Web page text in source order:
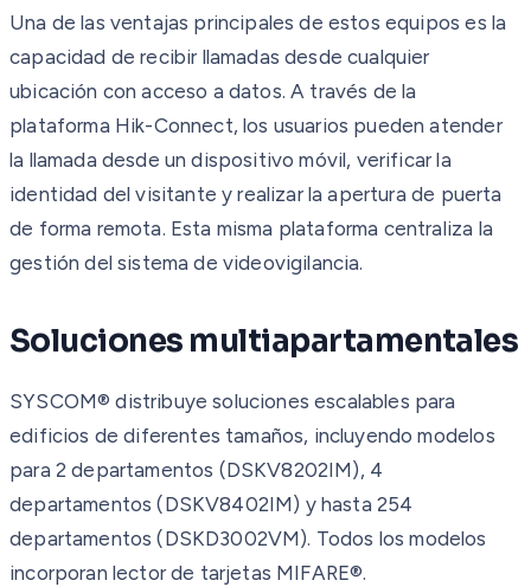
Una de las ventajas principales de estos equipos es la
capacidad de recibir llamadas desde cualquier
ubicación con acceso a datos. A través de la
plataforma Hik-Connect, los usuarios pueden atender
la llamada desde un dispositivo móvil, verificar la
identidad del visitante y realizar la apertura de puerta
de forma remota. Esta misma plataforma centraliza la
gestión del sistema de videovigilancia.
Soluciones multiapartamentales
SYSCOM® distribuye soluciones escalables para
edificios de diferentes tamaños, incluyendo modelos
para 2 departamentos (DSKV8202IM), 4
departamentos (DSKV8402IM) y hasta 254
departamentos (DSKD3002VM). Todos los modelos
incorporan lector de tarjetas MIFARE®.